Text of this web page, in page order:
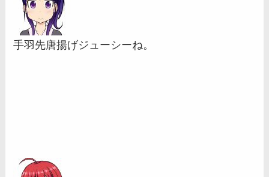
手羽先唐揚げジューシーね。